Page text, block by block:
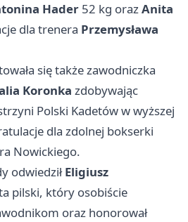
Hader 52 kg orazAnita
dla trenera Przemysława
się także zawodniczka
Koronka zdobywając
Polski Kadetów w wyższej
dla zdolnej bokserki
Nowickiego.
odwiedziłEligiusz
pilski, który osobiście
oraz honorował